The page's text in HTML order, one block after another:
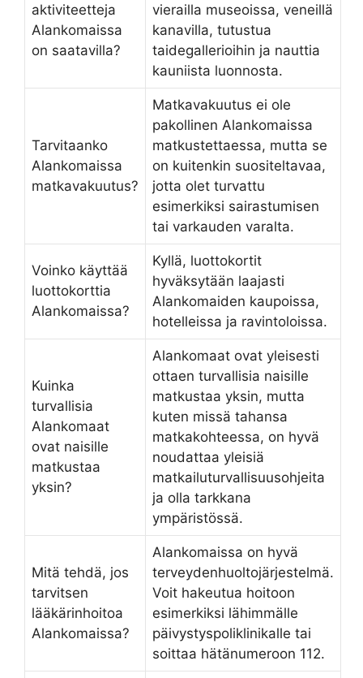
aktiviteetteja
Alankomaissa
on saatavilla?
vierailla museoissa, veneillä
kanavilla, tutustua
taidegallerioihin ja nauttia
kauniista luonnosta.
Tarvitaanko
Alankomaissa
matkavakuutus?
Matkavakuutus ei ole
pakollinen Alankomaissa
matkustettaessa, mutta se
on kuitenkin suositeltavaa,
jotta olet turvattu
esimerkiksi sairastumisen
tai varkauden varalta.
Voinko käyttää
luottokorttia
Alankomaissa?
Kyllä, luottokortit
hyväksytään laajasti
Alankomaiden kaupoissa,
hotelleissa ja ravintoloissa.
Kuinka
turvallisia
Alankomaat
ovat naisille
matkustaa
yksin?
Alankomaat ovat yleisesti
ottaen turvallisia naisille
matkustaa yksin, mutta
kuten missä tahansa
matkakohteessa, on hyvä
noudattaa yleisiä
matkailuturvallisuusohjeita
ja olla tarkkana
ympäristössä.
Mitä tehdä, jos
tarvitsen
lääkärinhoitoa
Alankomaissa?
Alankomaissa on hyvä
terveydenhuoltojärjestelmä.
Voit hakeutua hoitoon
esimerkiksi lähimmälle
päivystyspoliklinikalle tai
soittaa hätänumeroon 112.